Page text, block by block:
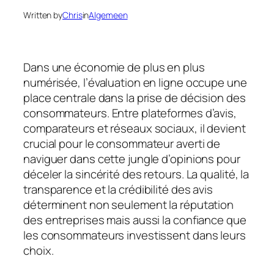
Written byChrisinAlgemeen
Dans une économie de plus en plus
numérisée, l’évaluation en ligne occupe une
place centrale dans la prise de décision des
consommateurs. Entre plateformes d’avis,
comparateurs et réseaux sociaux, il devient
crucial pour le consommateur averti de
naviguer dans cette jungle d’opinions pour
déceler la sincérité des retours. La qualité, la
transparence et la crédibilité des avis
déterminent non seulement la réputation
des entreprises mais aussi la confiance que
les consommateurs investissent dans leurs
choix.